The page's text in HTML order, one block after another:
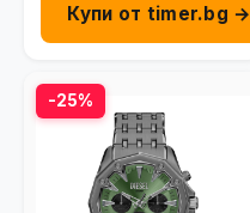
Купи от timer.bg →
-25%